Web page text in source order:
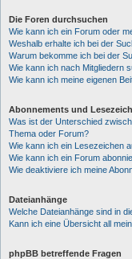
Die Foren durchsuchen
Wie kann ich ein Forum oder
Weshalb erhalte ich bei der
Warum bekomme ich bei der
Wie kann ich nach Mitgliedern
Wie kann ich meine eigenen
Abonnements und
Was ist der Unterschied
Thema oder Forum?
Wie kann ich ein Lesezeichen
Wie kann ich ein Forum
Wie deaktiviere ich meine
Dateianhänge
Welche Dateianhänge sind in
Kann ich eine Übersicht all
phpBB betreffende Fragen